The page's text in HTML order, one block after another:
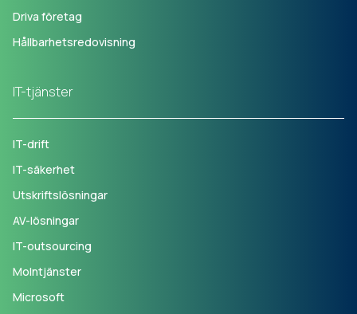
Driva företag
Hållbarhetsredovisning
IT-tjänster
IT-drift
IT-säkerhet
Utskriftslösningar
AV-lösningar
IT-outsourcing
Molntjänster
Microsoft